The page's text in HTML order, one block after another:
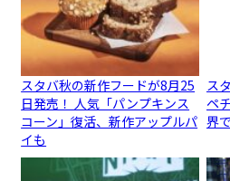
スタバ秋の新作フードが8月25
日発売！ 人気「パンプキンス
コーン」復活、新作アップルパ
イも
ス
ペ
界